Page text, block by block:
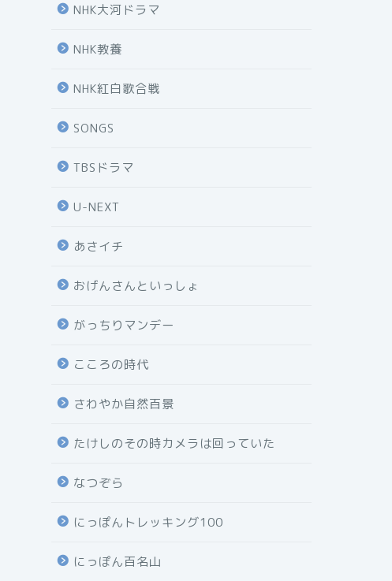
NHK大河ドラマ
NHK教養
NHK紅白歌合戦
SONGS
TBSドラマ
U-NEXT
あさイチ
おげんさんといっしょ
がっちりマンデー
こころの時代
さわやか自然百景
たけしのその時カメラは回っていた
なつぞら
にっぽんトレッキング100
にっぽん百名山